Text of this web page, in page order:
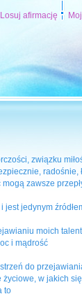
Losuj afirmację
związku
zawsze
jedynym
moich
i mądrość
do
w jakich
to